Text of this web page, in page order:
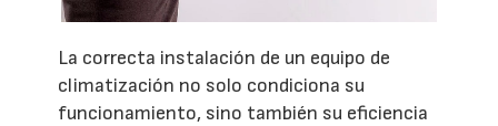
La correcta instalación de un equipo de
climatización no solo condiciona su
funcionamiento, sino también su eficiencia